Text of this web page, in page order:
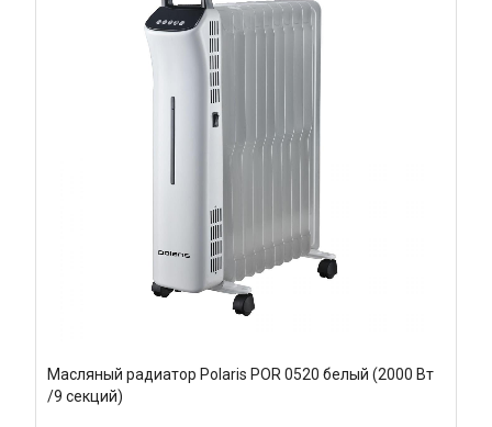
Масляный радиатор Polaris POR 0520 белый (2000 Вт
/9 секций)